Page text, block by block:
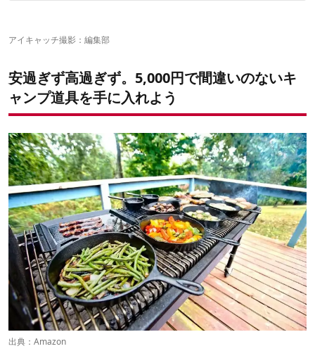
直火炊きがクセになる。ユニフレーム「ライスクッカーミニDX」
テント」
軽量かつ丈夫。キャプテンスタッグ「鹿ベンチ」
一台二役。キャプテンスタッグ「ヘキサ ステンレス ファイアグリ
ル」
クテーブル〈60〉」
ソロキャン必需品！キャプテンスタッグ「アルミ ロールテーブ
ル」
アイキャッチ撮影：編集部
安過ぎず高過ぎず。5,000円で間違いのないキ
ャンプ道具を手に入れよう
出典： Amazon